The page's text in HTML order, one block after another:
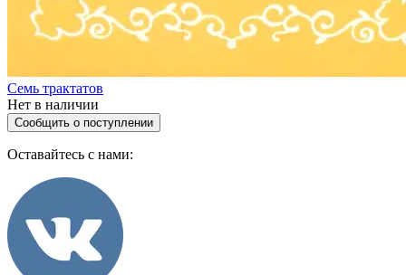
Семь трактатов
Нет в наличии
Сообщить о поступлении
Оставайтесь с нами: